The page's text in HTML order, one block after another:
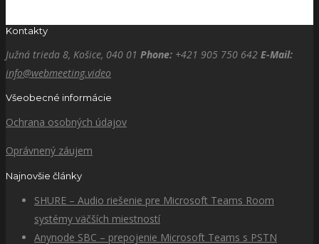
Kontakty
Južná trieda 8, Košice, 040 01 Phone: +421 905 750 642 E-Mail:
info@webmeeting.video
Všeobecné informácie
Ochrana osobných údajov
Oprávnený záujem
Najnovšie články
SHURE – Audio riešenie pre Microsoft Teams Room
systémy väčších miestností
Anynode SBC – prepojenie Microsoft Teams s PSTN